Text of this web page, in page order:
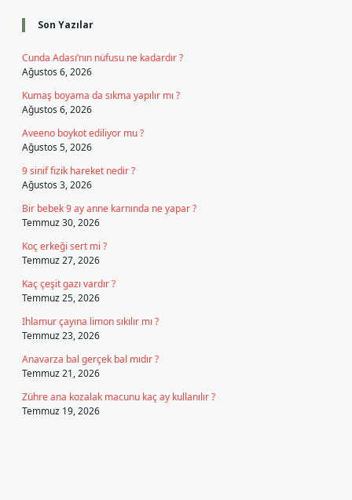
Son Yazılar
Cunda Adası’nın nüfusu ne kadardır ?
Ağustos 6, 2026
Kumaş boyama da sıkma yapılır mı ?
Ağustos 6, 2026
Aveeno boykot ediliyor mu ?
Ağustos 5, 2026
9 sinif fizik hareket nedir ?
Ağustos 3, 2026
Bir bebek 9 ay anne karnında ne yapar ?
Temmuz 30, 2026
Koç erkeği sert mi ?
Temmuz 27, 2026
Kaç çeşit gazı vardır ?
Temmuz 25, 2026
Ihlamur çayına limon sıkılır mı ?
Temmuz 23, 2026
Anavarza bal gerçek bal mıdır ?
Temmuz 21, 2026
Zühre ana kozalak macunu kaç ay kullanılır ?
Temmuz 19, 2026